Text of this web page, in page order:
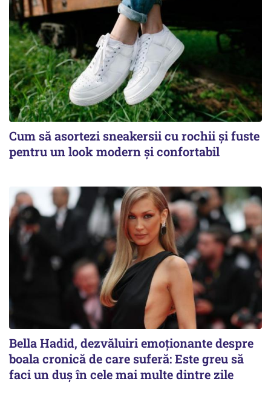
Cum să asortezi sneakersii cu rochii și fuste
pentru un look modern și confortabil
Bella Hadid, dezvăluiri emoționante despre
boala cronică de care suferă: Este greu să
faci un duș în cele mai multe dintre zile